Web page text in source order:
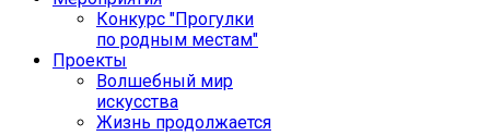
Конкурс "Прогулки
по родным местам"
Проекты
Волшебный мир
искусства
Жизнь продолжается